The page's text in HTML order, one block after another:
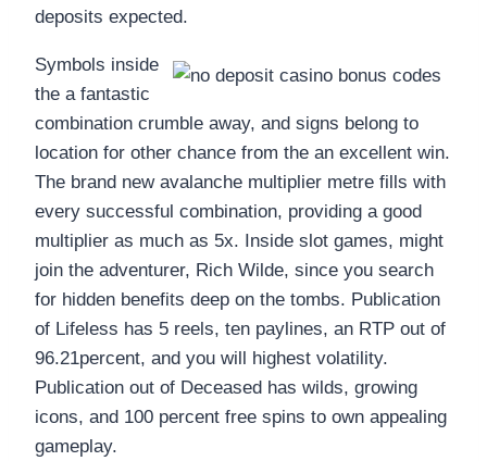
deposits expected.
Symbols inside
the a fantastic
combination crumble away, and signs belong to
location for other chance from the an excellent win.
The brand new avalanche multiplier metre fills with
every successful combination, providing a good
multiplier as much as 5x. Inside slot games, might
join the adventurer, Rich Wilde, since you search
for hidden benefits deep on the tombs. Publication
of Lifeless has 5 reels, ten paylines, an RTP out of
96.21percent, and you will highest volatility.
Publication out of Deceased has wilds, growing
icons, and 100 percent free spins to own appealing
gameplay.